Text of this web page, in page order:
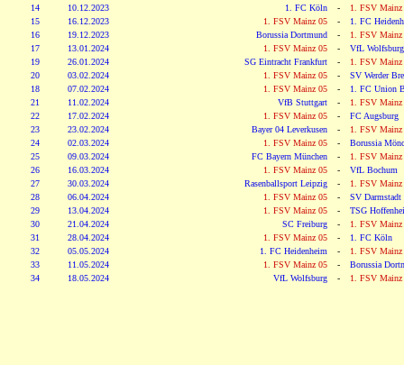
14
10.12.2023 1. FC Köln -
1. FSV Mainz
15
16.12.2023 1. FSV Mainz 05 -
1. FC
16
19.12.2023 Borussia Dortmund -
1. FSV Mainz
17
13.01.2024 1. FSV Mainz 05 -
VfL Wolfsburg
19
26.01.2024 SG Eintracht Frankfurt -
1. FSV Mainz
20
03.02.2024 1. FSV Mainz 05 -
SV Werder
18
07.02.2024 1. FSV Mainz 05 -
1. FC Union
21
11.02.2024 VfB Stuttgart -
1. FSV Mainz
22
17.02.2024 1. FSV Mainz 05 -
FC Augsburg
23
23.02.2024 Bayer 04 Leverkusen -
1. FSV Mainz
24
02.03.2024 1. FSV Mainz 05 -
Borussia
25
09.03.2024 FC Bayern München -
1. FSV Mainz
26
16.03.2024 1. FSV Mainz 05 -
VfL Bochum
27
30.03.2024 Rasenballsport Leipzig -
1. FSV Mainz
28
06.04.2024 1. FSV Mainz 05 -
SV Darmstadt
29
13.04.2024 1. FSV Mainz 05 -
TSG
30
21.04.2024 SC Freiburg -
1. FSV Mainz
31
28.04.2024 1. FSV Mainz 05 -
1. FC Köln
32
05.05.2024 1. FC Heidenheim -
1. FSV Mainz
33
11.05.2024 1. FSV Mainz 05 -
Borussia
34
18.05.2024 VfL Wolfsburg - 1. FSV Mainz